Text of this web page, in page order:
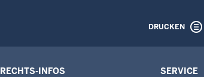
DRUCKEN
RECHTS-INFOS SERVICE